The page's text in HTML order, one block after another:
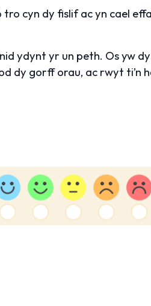
tro cyn dy fislif ac yn cael
ydynt yr un peth. Os yw
dy gorff orau, ac rwyt ti’n